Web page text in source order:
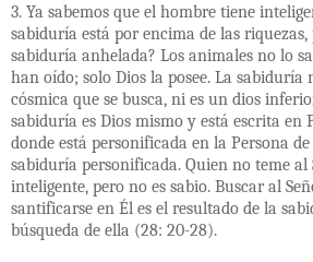
3. Ya sabemos que el hombre tiene
sabiduría está por encima de las riquezas,
sabiduría anhelada? Los animales no lo
han oído; solo Dios la posee. La sabiduría
cósmica que se busca, ni es un dios
sabiduría es Dios mismo y está escrita en
donde está personificada en la Persona de
sabiduría personificada. Quien no teme al
inteligente, pero no es sabio. Buscar al
santificarse en Él es el resultado de la
búsqueda de ella (28: 20-28).